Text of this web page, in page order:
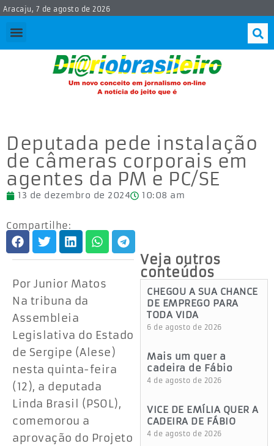
Aracaju, 7 de agosto de 2026
Deputada pede instalação
de câmeras corporais em
agentes da PM e PC/SE
13 de dezembro de 2024 10:08 am
Compartilhe:
Por Junior Matos
Na tribuna da
Assembleia
Legislativa do Estado
de Sergipe (Alese)
nesta quinta-feira
(12), a deputada
Linda Brasil (PSOL),
comemorou a
aprovação do Projeto
Veja outros
conteúdos
CHEGOU A SUA CHANCE
DE EMPREGO PARA
TODA VIDA
6 de agosto de 2026
Mais um quer a
cadeira de Fábio
4 de agosto de 2026
VICE DE EMÍLIA QUER A
CADEIRA DE FÁBIO
4 de agosto de 2026